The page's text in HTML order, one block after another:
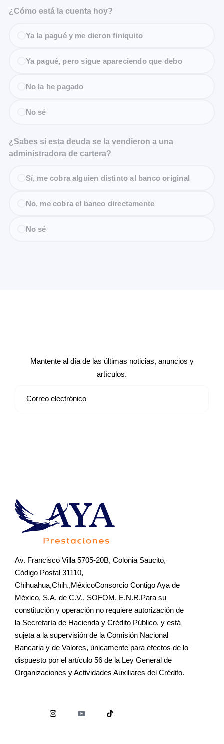
¿Cómo está la cuenta hoy?
Ya la pagué y me dieron finiquito
Ya pagué, pero sigue apareciendo que debo
No la he pagado
No sé
¿Sabes si esta deuda se la vendieron a una
administradora de cartera?
Sí, me cobra alguien distinto al banco original
No, me cobra el banco directamente
No sé
Mantente al día de las últimas noticias, anuncios y
artículos.
Av. Francisco Villa 5705-20B, Colonia Saucito,
Código Postal 31110,
Chihuahua,Chih.,MéxicoConsorcio Contigo Aya de
México, S.A. de C.V., SOFOM, E.N.R.Para su
constitución y operación no requiere autorización de
la Secretaría de Hacienda y Crédito Público, y está
sujeta a la supervisión de la Comisión Nacional
Bancaria y de Valores, únicamente para efectos de lo
dispuesto por el artículo 56 de la Ley General de
Organizaciones y Actividades Auxiliares del Crédito.